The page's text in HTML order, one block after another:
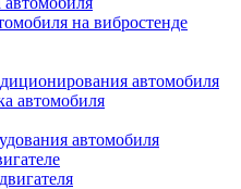
на вибростенде
автомобиля
автомобиля
автомобиля